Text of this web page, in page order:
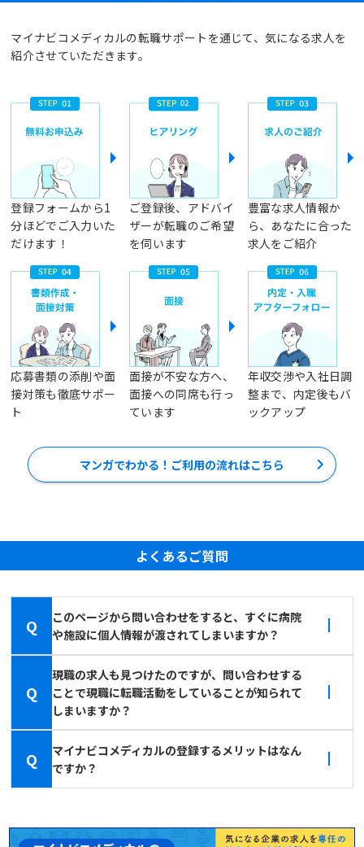
マイナビコメディカルの転職サポートを通じて、気になる求人を
紹介させていただきます。
登録フォームから1
分ほどでご入力いた
だけます！
ご登録後、アドバイ
ザーが転職のご希望
を伺います
豊富な求人情報か
ら、あなたに合った
求人をご紹介
応募書類の添削や面
接対策も徹底サポー
ト
面接が不安な方へ、
面接への同席も行っ
ています
年収交渉や入社日調
整まで、内定後もバ
ックアップ
マンガでわかる！ご利用の流れはこちら
よくあるご質問
Q
このページから問い合わせをすると、すぐに病院
や施設に個人情報が渡されてしまいますか？
Q
現職の求人も見つけたのですが、問い合わせする
ことで現職に転職活動をしていることが知られて
しまいますか？
Q
マイナビコメディカルの登録するメリットはなん
ですか？